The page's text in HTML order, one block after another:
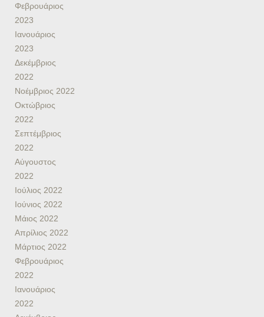
Φεβρουάριος
2023
Ιανουάριος
2023
Δεκέμβριος
2022
Νοέμβριος 2022
Οκτώβριος
2022
Σεπτέμβριος
2022
Αύγουστος
2022
Ιούλιος 2022
Ιούνιος 2022
Μάιος 2022
Απρίλιος 2022
Μάρτιος 2022
Φεβρουάριος
2022
Ιανουάριος
2022